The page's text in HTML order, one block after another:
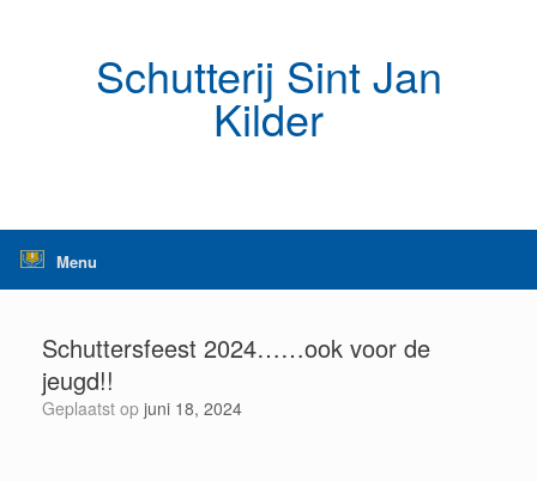
Schutterij Sint Jan
Kilder
Menu
Schuttersfeest 2024……ook voor de
jeugd!!
Geplaatst op juni 18, 2024